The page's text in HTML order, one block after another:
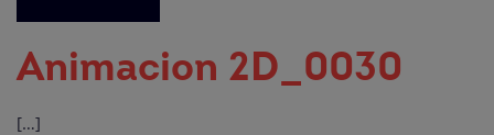
Animacion 2D_0030
[…]